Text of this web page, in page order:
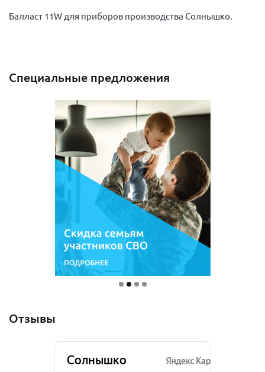
Балласт 11W для приборов производства Солнышко.
Специальные предложения
Отзывы